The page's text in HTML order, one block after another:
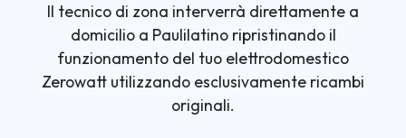
Il tecnico di zona interverrà direttamente a
domicilio a Paulilatino ripristinando il
funzionamento del tuo elettrodomestico
Zerowatt utilizzando esclusivamente ricambi
originali.